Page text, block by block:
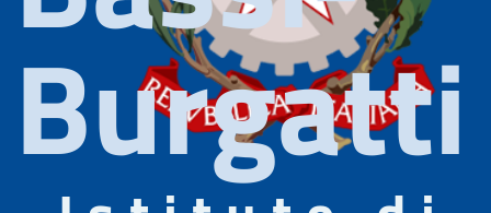
Burgatti